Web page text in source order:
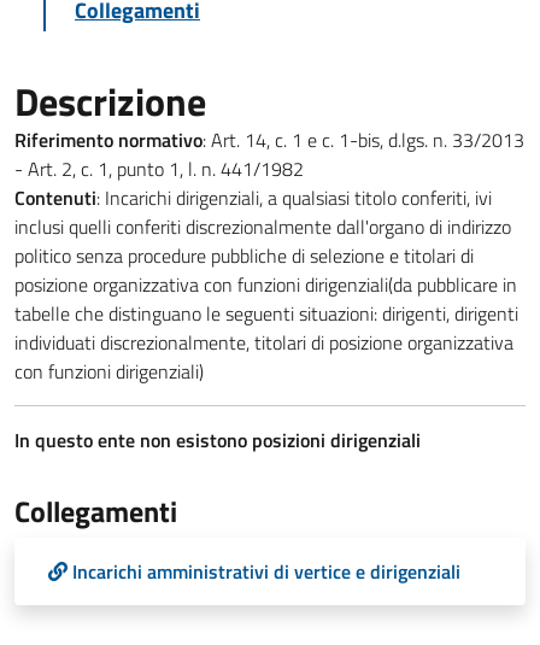
Collegamenti
Descrizione
Riferimento normativo: Art. 14, c. 1 e c. 1-bis, d.lgs. n. 33/2013
- Art. 2, c. 1, punto 1, l. n. 441/1982
Contenuti: Incarichi dirigenziali, a qualsiasi titolo conferiti, ivi
inclusi quelli conferiti discrezionalmente dall'organo di indirizzo
politico senza procedure pubbliche di selezione e titolari di
posizione organizzativa con funzioni dirigenziali(da pubblicare in
tabelle che distinguano le seguenti situazioni: dirigenti, dirigenti
individuati discrezionalmente, titolari di posizione organizzativa
con funzioni dirigenziali)
In questo ente non esistono posizioni dirigenziali
Collegamenti
Incarichi amministrativi di vertice e dirigenziali